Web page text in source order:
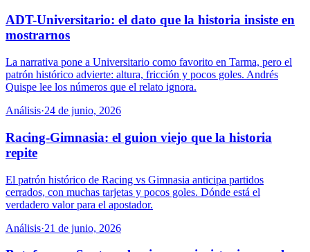
ADT-Universitario: el dato que la historia insiste en
mostrarnos
La narrativa pone a Universitario como favorito en Tarma, pero el
patrón histórico advierte: altura, fricción y pocos goles. Andrés
Quispe lee los números que el relato ignora.
Análisis·24 de junio, 2026
Racing-Gimnasia: el guion viejo que la historia
repite
El patrón histórico de Racing vs Gimnasia anticipa partidos
cerrados, con muchas tarjetas y pocos goles. Dónde está el
verdadero valor para el apostador.
Análisis·21 de junio, 2026